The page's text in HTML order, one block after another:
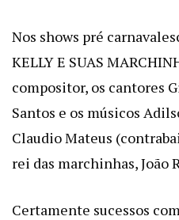
Nos shows pré
KELLY E SUAS
compositor, os cantores
Santos e os músicos
Claudio Mateus
rei das marchinhas, João
Certamente sucessos